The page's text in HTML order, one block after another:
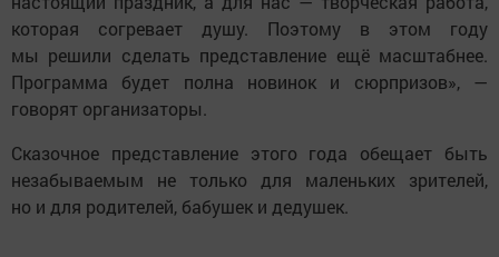
которая согревает душу. Поэтому в этом году
мы решили сделать представление ещё масштабнее.
Программа будет полна новинок и сюрпризов», —
говорят организаторы.
Сказочное представление этого года обещает быть
незабываемым не только для маленьких зрителей,
но и для родителей, бабушек и дедушек.